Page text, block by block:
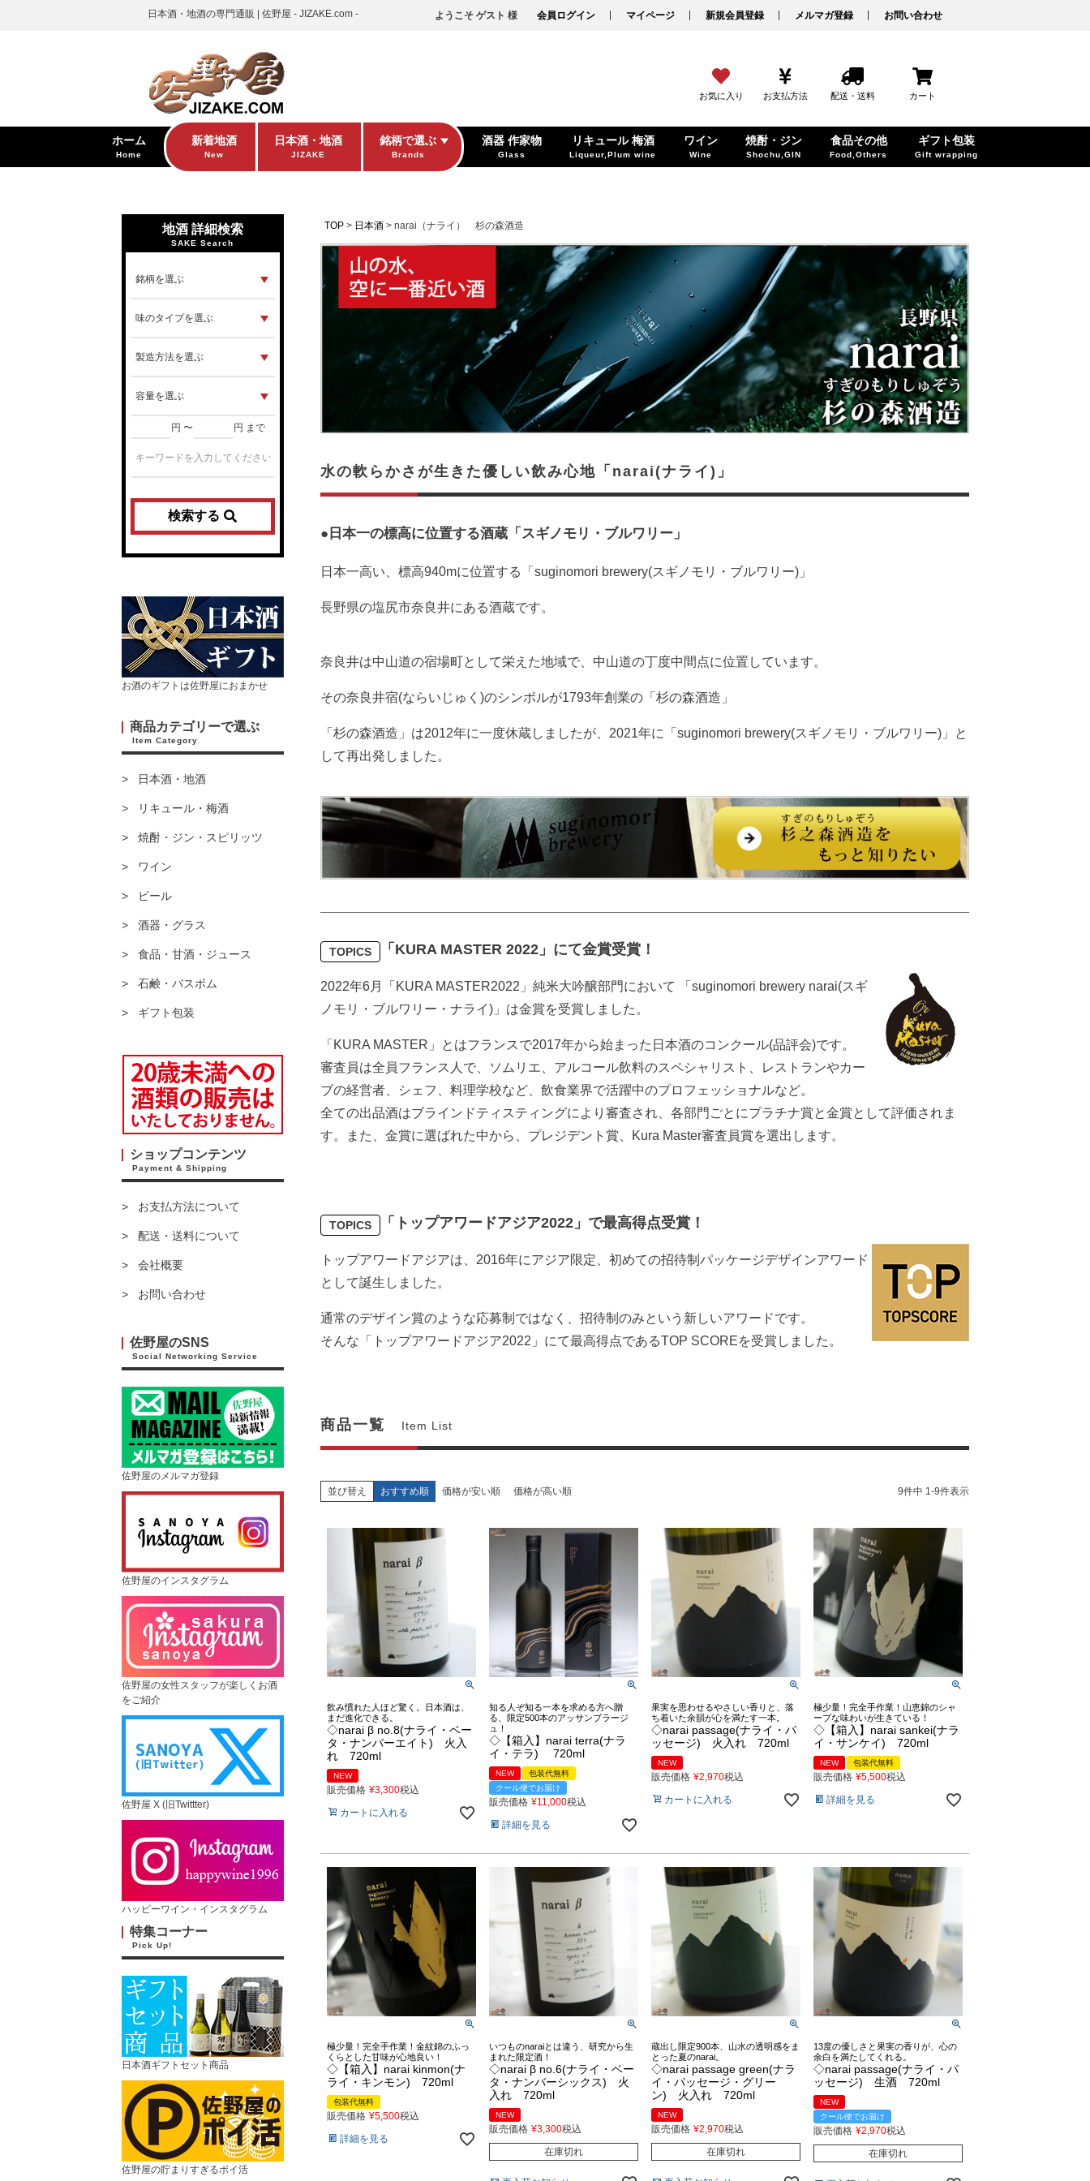
日本酒・地酒の専門通販 | 佐野屋 - JIZAKE.com - ようこそ ゲスト 様 会員ログイン マイページ 新規会員登録 メルマガ登録 お問い合わせ
お気に入り お支払方法 配送・送料 カート
ホーム
Home
新着地酒
New
日本酒・地酒
JIZAKE
銘柄で選ぶ
Brands
酒器 作家物
Glass
リキュール 梅酒
Liqueur,Plum wine
ワイン
Wine
焼酎・ジン
Shochu,GIN
食品その他
Food,Others
ギフト包装
Gift wrapping
地酒 詳細検索
SAKE Search
円 〜 円 まで
検索する
お酒のギフトは佐野屋におまかせ
商品カテゴリーで選ぶ
Item Category
日本酒・地酒
リキュール・梅酒
焼酎・ジン・スピリッツ
ワイン
ビール
酒器・グラス
食品・甘酒・ジュース
石鹸・バスボム
ギフト包装
ショップコンテンツ
Payment & Shipping
お支払方法について
配送・送料について
会社概要
お問い合わせ
佐野屋のSNS
Social Networking Service
佐野屋のメルマガ登録
佐野屋のインスタグラム
佐野屋の女性スタッフが楽しくお酒
をご紹介
佐野屋 X (旧Twittter)
ハッピーワイン・インスタグラム
特集コーナー
Pick Up!
日本酒ギフトセット商品
佐野屋の貯まりすぎるポイ活
TOP 日本酒 narai（ナライ） 杉の森酒造
水の軟らかさが生きた優しい飲み心地「narai(ナライ)」
●日本一の標高に位置する酒蔵「スギノモリ・ブルワリー」
日本一高い、標高940mに位置する「suginomori brewery(スギノモリ・ブルワリー)」
長野県の塩尻市奈良井にある酒蔵です。
奈良井は中山道の宿場町として栄えた地域で、中山道の丁度中間点に位置しています。
その奈良井宿(ならいじゅく)のシンボルが1793年創業の「杉の森酒造」
「杉の森酒造」は2012年に一度休蔵しましたが、2021年に「suginomori brewery(スギノモリ・ブルワリー)」と
して再出発しました。
TOPICS 「KURA MASTER 2022」にて金賞受賞！
2022年6月「KURA MASTER2022」純米大吟醸部門において 「suginomori brewery narai(スギ
ノモリ・ブルワリー・ナライ)」は金賞を受賞しました。
「KURA MASTER」とはフランスで2017年から始まった日本酒のコンクール(品評会)です。
審査員は全員フランス人で、ソムリエ、アルコール飲料のスペシャリスト、レストランやカー
ブの経営者、シェフ、料理学校など、飲食業界で活躍中のプロフェッショナルなど。
全ての出品酒はブラインドティスティングにより審査され、各部門ごとにプラチナ賞と金賞として評価されま
す。また、金賞に選ばれた中から、プレジデント賞、Kura Master審査員賞を選出します。
TOPICS 「トップアワードアジア2022」で最高得点受賞！
トップアワードアジアは、2016年にアジア限定、初めての招待制パッケージデザインアワード
として誕生しました。
通常のデザイン賞のような応募制ではなく、招待制のみという新しいアワードです。
そんな「トップアワードアジア2022」にて最高得点であるTOP SCOREを受賞しました。
商品一覧 Item List
並び替え おすすめ順 価格が安い順 価格が高い順 9件中 1-9件表示
飲み慣れた人ほど驚く。日本酒は、
まだ進化できる。
◇narai β no.8(ナライ・ベー
タ・ナンバーエイト) 火入
れ 720ml
NEW
販売価格 ¥3,300税込
カートに入れる
知る人ぞ知る一本を求める方へ贈
る、限定500本のアッサンブラージ
ュ！
◇【箱入】narai terra(ナラ
イ・テラ) 720ml
NEW
包装代無料
クール便でお届け
販売価格 ¥11,000税込
詳細を見る
果実を思わせるやさしい香りと、落
ち着いた余韻が心を満たす一本。
◇narai passage(ナライ・パ
ッセージ) 火入れ 720ml
NEW
販売価格 ¥2,970税込
カートに入れる
極少量！完全手作業！山恵錦のシャ
ープな味わいが生きている！
◇【箱入】narai sankei(ナラ
イ・サンケイ) 720ml
NEW 包装代無料
販売価格 ¥5,500税込
詳細を見る
極少量！完全手作業！金紋錦のふっ
くらとした甘味が心地良い！
◇【箱入】narai kinmon(ナ
ライ・キンモン) 720ml
包装代無料
販売価格 ¥5,500税込
詳細を見る
いつものnaraiとは違う、研究から生
まれた限定酒！
◇narai β no.6(ナライ・ベー
タ・ナンバーシックス) 火
入れ 720ml
NEW
販売価格 ¥3,300税込
在庫切れ
蔵出し限定900本、山水の透明感をま
とった夏のnarai。
◇narai passage green(ナラ
イ・パッセージ・グリー
ン) 火入れ 720ml
NEW
販売価格 ¥2,970税込
在庫切れ
13度の優しさと果実の香りが、心の
余白を満たしてくれる。
◇narai passage(ナライ・パ
ッセージ) 生酒 720ml
NEW
クール便でお届け
販売価格 ¥2,970税込
在庫切れ